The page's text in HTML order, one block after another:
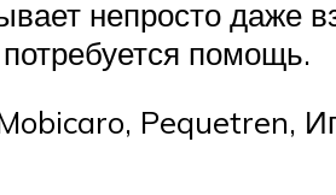
непросто даже
помощь.
Pequetren,